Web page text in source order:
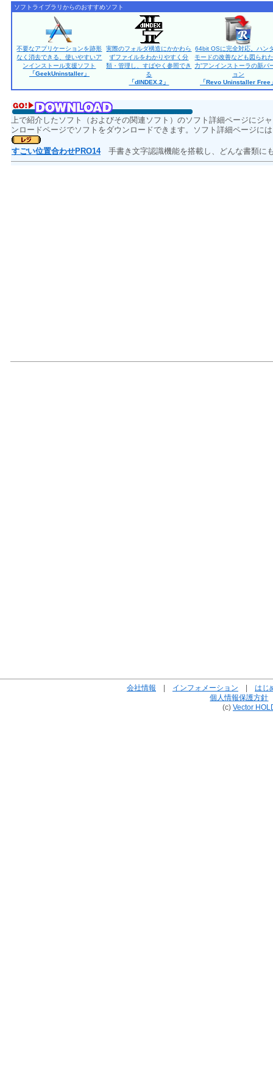
ソフトライブラリからのおすすめソフト
不要なアプリケーションを跡形
なく消去できる、使いやすいア
ンインストール支援ソフト
「GeekUninstaller」
実際のフォルダ構造にかかわら
ずファイルをわかりやすく分
類・管理し、すばやく参照でき
る
「dINDEX.2」
64bit OSに完全対応。ハン
モードの改善なども図られ
力”アンインストーラの新バ
ョン
「Revo Uninstaller Free
上で紹介したソフト（およびその関連ソフト）のソフト詳細ページにジ
ンロードページでソフトをダウンロードできます。ソフト詳細ページに
すごい位置合わせPRO14手書き文字認識機能を搭載し、どんな書類に
会社情報 インフォメーション
はじ
個人情報保護方針
(c) Vector